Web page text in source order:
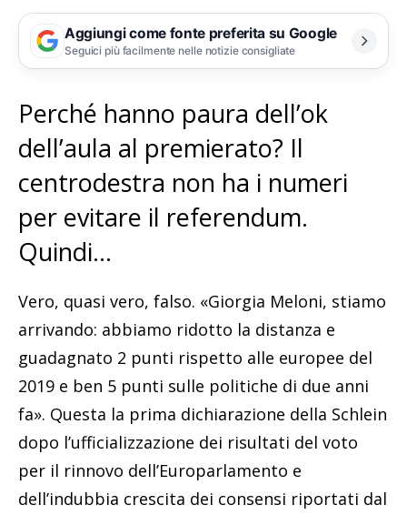
Aggiungi come fonte preferita su Google
Seguici più facilmente nelle notizie consigliate
Perché hanno paura dell’ok
dell’aula al premierato? Il
centrodestra non ha i numeri
per evitare il referendum.
Quindi…
Vero, quasi vero, falso. «Giorgia Meloni, stiamo
arrivando: abbiamo ridotto la distanza e
guadagnato 2 punti rispetto alle europee del
2019 e ben 5 punti sulle politiche di due anni
fa». Questa la prima dichiarazione della Schlein
dopo l’ufficializzazione dei risultati del voto
per il rinnovo dell’Europarlamento e
dell’indubbia crescita dei consensi riportati dal